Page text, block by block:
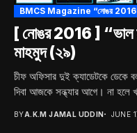
BMCS Magazine “নোঙর
[ নোঙর 2016 ] “ভাল
মাহমুদ (২৯)
চীফ অফিসার দুই ক্যাডেটকে ডেকে
দিবা আজকে সন্ধ্যার আগে। না
BYA.K.M JAMAL UDDIN JUNE